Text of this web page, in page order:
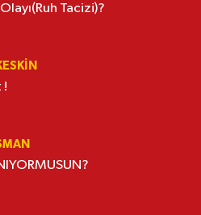
Tacizi)?
!